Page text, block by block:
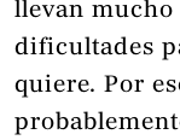
llevan
dificultades
quiere. Por